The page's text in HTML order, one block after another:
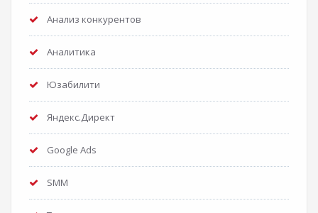
Анализ конкурентов
Аналитика
Юзабилити
Яндекс.Директ
Google Ads
SMM